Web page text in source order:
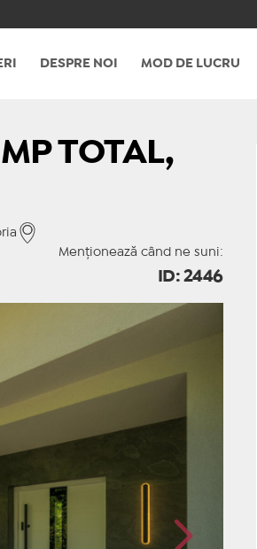
DESPRE NOI MOD DE LUCRU
TOTAL,
Menționează când ne suni:
ID: 2446